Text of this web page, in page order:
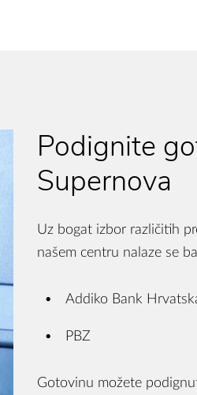
Podignite
Supernova
Uz bogat izbor različitih
našem centru nalaze se
Addiko Bank
PBZ
Gotovinu možete